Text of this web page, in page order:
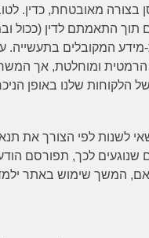
בצורה מאובטחת, כדין.
תוך התאמתם לדין (ככול
מידע המקובלים בתעשייה.
הרמטית ומוחלטת, אך
הלקוחות שלנו באופן
לשנות לפי הצורך את
שנוגעים לכך, תפורסם
לפני כן. ובהתאם, המשך שימוש